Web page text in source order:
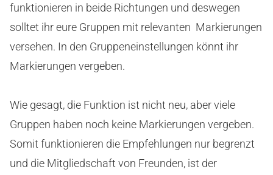
funktionieren in beide Richtungen und deswegen
solltet ihr eure Gruppen mit relevanten Markierungen
versehen. In den Gruppeneinstellungen könnt ihr
Markierungen vergeben.
Wie gesagt, die Funktion ist nicht neu, aber viele
Gruppen haben noch keine Markierungen vergeben.
Somit funktionieren die Empfehlungen nur begrenzt
und die Mitgliedschaft von Freunden, ist der